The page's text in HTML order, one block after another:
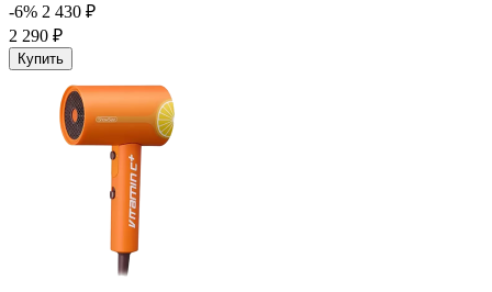
-6% 2 430 ₽
2 290 ₽
Купить